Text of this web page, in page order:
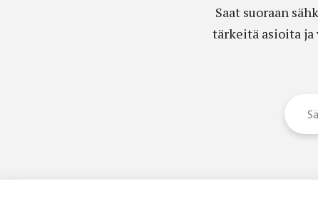
Saat suoraan
tärkeitä asioita